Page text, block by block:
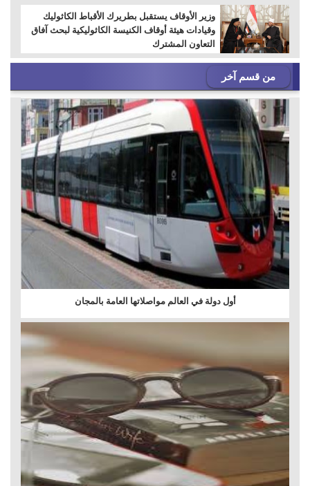
وزير الأوقاف يستقبل بطريرك الأقباط الكاثوليك
وقيادات هيئة أوقاف الكنيسة الكاثوليكية لبحث آفاق
التعاون المشترك
من قسم آخر
أول دولة في العالم مواصلاتها العامة بالمجان